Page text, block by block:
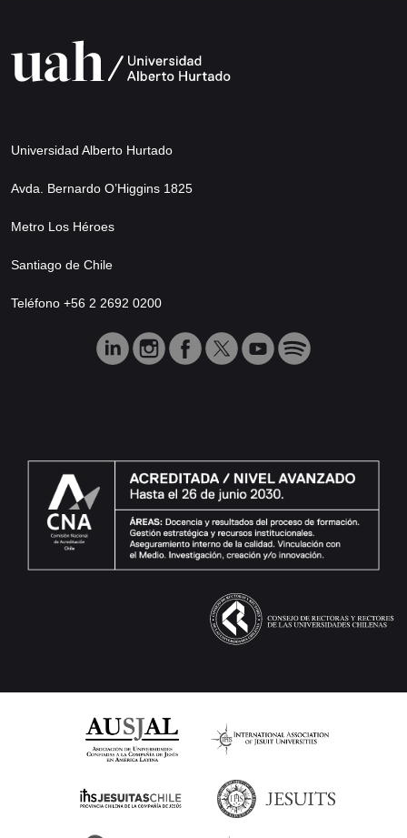
Universidad Alberto Hurtado
Avda. Bernardo O’Higgins 1825
Metro Los Héroes
Santiago de Chile
Teléfono +56 2 2692 0200